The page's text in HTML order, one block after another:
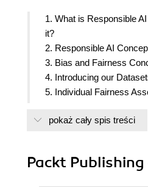
1. What is Responsible
it?
2. Responsible AI
3. Bias and Fairness
4. Introducing our
5. Individual Fairness
7. Choosing the Right
10. Decision Trees &
pokaż cały spis treści
Packt